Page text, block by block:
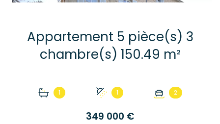
Appartement 5 pièce(s) 3
chambre(s) 150.49 m²
1 1 2
349 000 €